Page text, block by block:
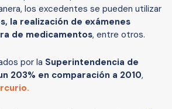
los excedentes se pueden utilizar
la realización de exámenes
de medicamentos, entre otros.
por la Superintendencia de
203% en comparación a 2010,